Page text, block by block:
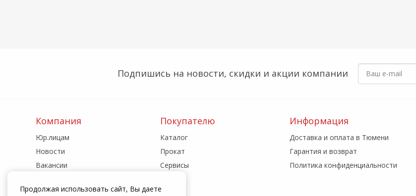
Подпишись на новости, скидки и акции компании
Компания
Юр.лицам
Новости
Вакансии
Адреса магазинов
Покупателю
Каталог
Прокат
Сервисы
Статьи
Информация
Доставка и оплата в Тюмени
Гарантия и возврат
Политика конфиденциальности
Продолжая использовать сайт, Вы даете